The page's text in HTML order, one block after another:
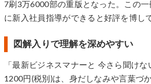
7刷3万6000部の重版となった。この
に新入社員指導ができると好評を博し
図解入りで理解を深めやすい
「最新ビジネスマナーと 今さら聞けな
1200円(税別)は、身だしなみや言葉づ